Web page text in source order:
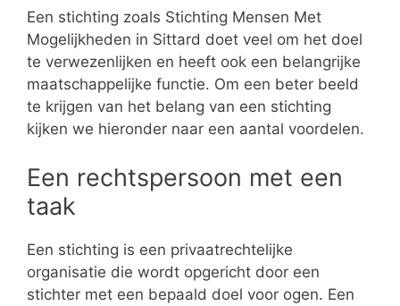
Een stichting zoals Stichting Mensen Met
Mogelijkheden in Sittard doet veel om het doel
te verwezenlijken en heeft ook een belangrijke
maatschappelijke functie. Om een beter beeld
te krijgen van het belang van een stichting
kijken we hieronder naar een aantal voordelen.
Een rechtspersoon met een
taak
Een stichting is een privaatrechtelijke
organisatie die wordt opgericht door een
stichter met een bepaald doel voor ogen. Een